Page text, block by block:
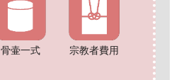
骨壷一式 宗教者費用